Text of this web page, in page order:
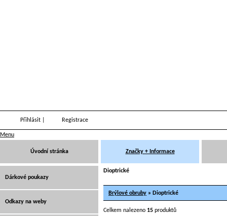
Přihlásit Registrace
Menu
Úvodní stránka Značky + Informace
Dioptrické
Brýlové obruby » Dioptrické
Celkem nalezeno 15 produktů
Dárkové poukazy
Odkazy na weby